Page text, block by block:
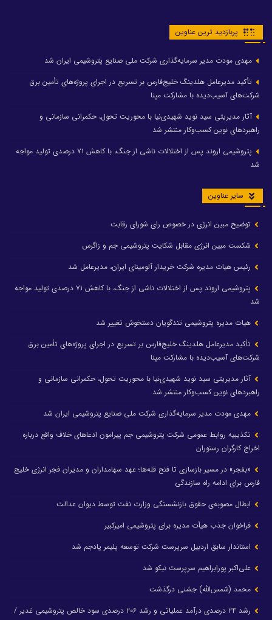
پربازدید ترین عناوین
مهدی مودت مدیر سرمایه‌گذاری شرکت ملی صنایع پتروشیمی ایران شد
تأکید مدیرعامل هلدینگ خلیج‌فارس بر تسریع در اجرای پروژه‌های تأمین برق
شرکت‌های آسیب‌دیده با مشارکت مپنا
آثار مدیریتی سید نوید شهیدی‌نیا با محوریت تحول، حکمرانی سازمانی و
راهبردهای نوین کسب‌وکار منتشر شد
پتروشیمی اروند پس از اختلالات ناشی از جنگ، با کاهش ۷۱ درصدی تولید مواجه
شد
سایر عناوین
توضیح مبین انرژی در خصوص رای شورای رقابت
شکست مبین انرژی مقابل شکایت پتروشیمی جم و زاگرس
رئیس هیات مدیره شرکت خریدار آلومینای ایران، مدیرعامل شد
پتروشیمی اروند پس از اختلالات ناشی از جنگ، با کاهش ۷۱ درصدی تولید مواجه
شد
هیات مدیره پتروشیمی تندگویان دستخوش تغییر شد
تأکید مدیرعامل هلدینگ خلیج‌فارس بر تسریع در اجرای پروژه‌های تأمین برق
شرکت‌های آسیب‌دیده با مشارکت مپنا
آثار مدیریتی سید نوید شهیدی‌نیا با محوریت تحول، حکمرانی سازمانی و
راهبردهای نوین کسب‌وکار منتشر شد
مهدی مودت مدیر سرمایه‌گذاری شرکت ملی صنایع پتروشیمی ایران شد
تکذیبیه روابط عمومی شرکت پتروشیمی جم پیرامون ادعاهای خلاف واقع درباره
اخراج کارگران رستوران
«بفجر» در مسیر بازسازی تا فتح قله‌ها؛ عهد سهامداران و مدیران فجر انرژی خلیج
فارس برای ادامه راه سازندگی
ابطال مصوبه‌ی حقوق بازنشستگی وزارت نفت توسط دیوان عدالت
فراخوان جذب هیأت مدیره برای پتروشیمی امیرکبیر
استاندار سابق اردبیل سرپرست شرکت توسعه پلیمر پادجم شد
علی‌اکبر پورابراهیم سرپرست نیکو شد
محمد (شمس‌الله) جشنی درگذشت
رشد ۲۴ درصدی درآمد عملیاتی و رشد ۲۰۶ درصدی سود خالص پتروشیمی غدیر /